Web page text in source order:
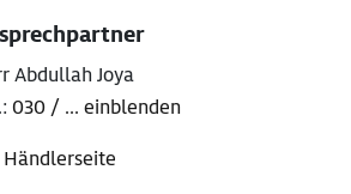
Abdullah Joya
030 / ... einblenden
Händlerseite